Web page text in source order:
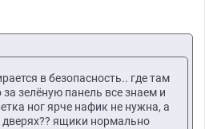
в безопасность.. где там
зелёную панель все знаем и
ног ярче нафик не нужна, а
дверях?? ящики нормально